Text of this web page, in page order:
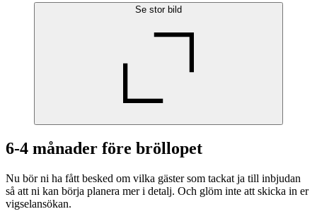
Se stor bild
6-4 månader före bröllopet
Nu bör ni ha fått besked om vilka gäster som tackat ja till inbjudan
så att ni kan börja planera mer i detalj. Och glöm inte att skicka in er
vigselansökan.